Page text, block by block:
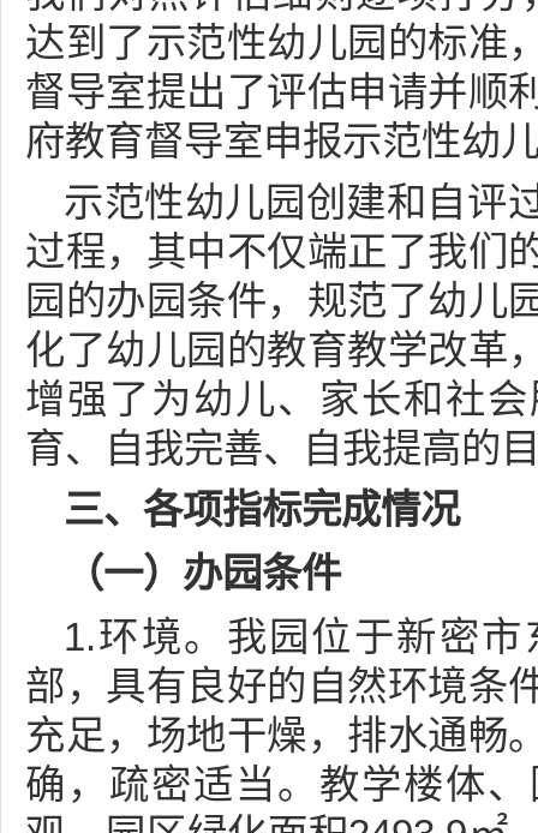
达到了示范性幼儿园的标准
督导室提出了评估申请并顺
府教育督导室申报示范性幼
示范性幼儿园创建和自评
过程，其中不仅端正了我们
园的办园条件，规范了幼儿
化了幼儿园的教育教学改革
增强了为幼儿、家长和社
育、自我完善、自我提高的
三、各项指标完成情况
（一）办园条件
1.环境。我园位于新密
部，具有良好的自然环境条
充足，场地干燥，排水通畅
确，疏密适当。教学楼体